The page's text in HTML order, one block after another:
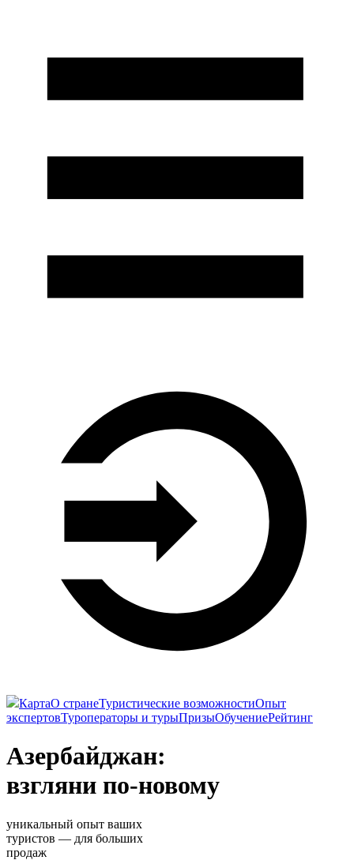
КартаО странеТуристические возможностиОпыт
экспертовТуроператоры и турыПризыОбучениеРейтинг
Азербайджан:
взгляни по-новому
уникальный опыт ваших
туристов — для больших
продаж